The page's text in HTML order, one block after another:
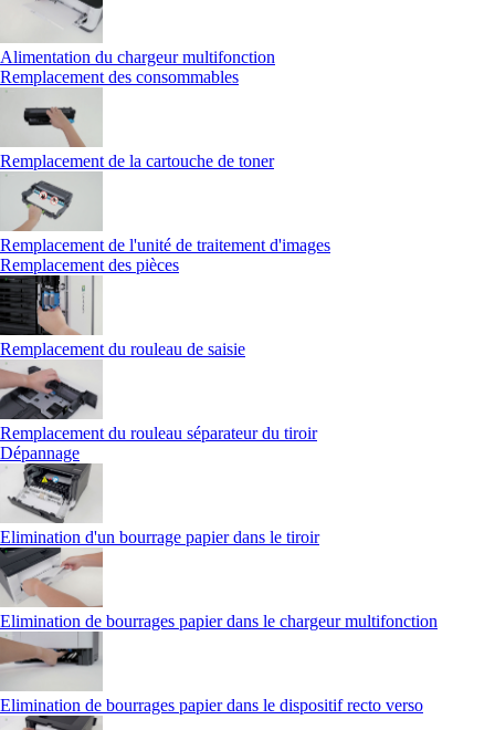
Alimentation du chargeur multifonction
Remplacement des consommables
Remplacement de la cartouche de toner
Remplacement de l'unité de traitement d'images
Remplacement des pièces
Remplacement du rouleau de saisie
Remplacement du rouleau séparateur du tiroir
Dépannage
Elimination d'un bourrage papier dans le tiroir
Elimination de bourrages papier dans le chargeur multifonction
Elimination de bourrages papier dans le dispositif recto verso